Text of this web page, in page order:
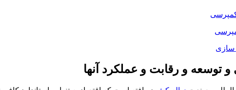
توسعه و رقابت و عملکرد آنها